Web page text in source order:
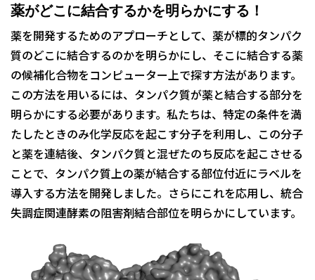
薬がどこに結合するかを明らかにする！
薬を開発するためのアプローチとして、薬が標的タンパク
質のどこに結合するのかを明らかにし、そこに結合する薬
の候補化合物をコンピューター上で探す方法があります。
この方法を用いるには、タンパク質が薬と結合する部分を
明らかにする必要があります。私たちは、特定の条件を満
たしたときのみ化学反応を起こす分子を利用し、この分子
と薬を連結後、タンパク質と混ぜたのち反応を起こさせる
ことで、タンパク質上の薬が結合する部位付近にラベルを
導入する方法を開発しました。さらにこれを応用し、統合
失調症関連酵素の阻害剤結合部位を明らかにしています。